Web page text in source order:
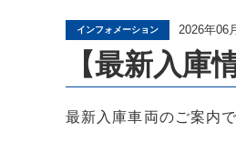
インフォメーション 2026年06
【最新入庫
最新入庫車両のご案内で